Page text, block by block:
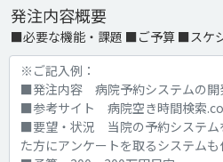
発注内容概要
■必要な機能・課題 ■ご予算 ■スケ